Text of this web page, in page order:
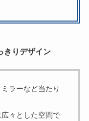
きりデザイン
ラーなど当たり
々とした空間で